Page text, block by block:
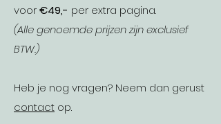
voor€49,- per extra pagina.
(Alle genoemde prijzen zijn exclusief
BTW.)
Heb je nog vragen? Neem dan gerust
contact op.